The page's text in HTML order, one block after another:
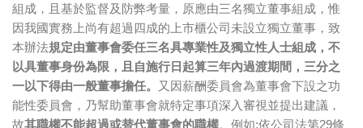
組成，且基於監督及防弊考量，原應由三名獨立董事組成，惟
因我國實務上尚有超過四成的上市櫃公司未設立獨立董事，致
本辦法規定由董事會委任三名具專業性及獨立性人士組成，不
以具董事身份為限，且自施行日起算三年內過渡期間，三分之
一以下得由一般董事擔任。
又因薪酬委員會為董事會下設之功
能性委員會，乃幫助董事會就特定事項深入審視並提出建議，
故其職權不能超過或替代董事會的職權。例如:依公司法第29條